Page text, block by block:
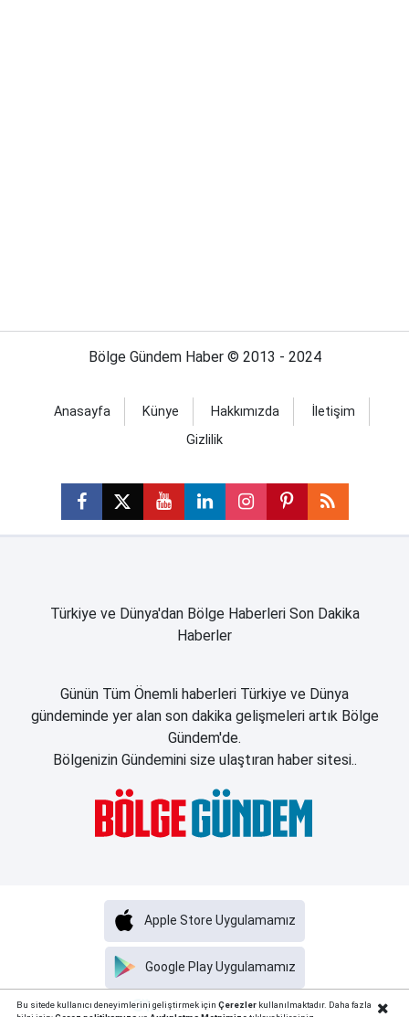
Bölge Gündem Haber © 2013 - 2024
Anasayfa Künye Hakkımızda
İletişim
Gizlilik
Türkiye ve Dünya'dan Bölge Haberleri Son Dakika
Haberler
Günün Tüm Önemli haberleri Türkiye ve Dünya
gündeminde yer alan son dakika gelişmeleri artık Bölge
Gündem'de.
Bölgenizin Gündemini size ulaştıran haber sitesi..
Haber Portalı Yazılımı
Google Play Uygulamamız
Apple Store Uygulamamız
Bu sitede kullanıcı deneyimlerini geliştirmek için Çerezlerkullanılmaktadır. Daha fazla